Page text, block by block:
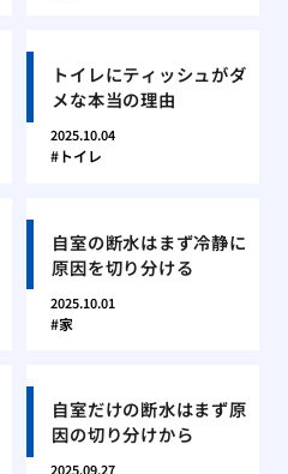
トイレにティッシュがダ
メな本当の理由
2025.10.04
トイレ
自室の断水はまず冷静に
原因を切り分ける
2025.10.01
家
自室だけの断水はまず原
因の切り分けから
2025.09.27